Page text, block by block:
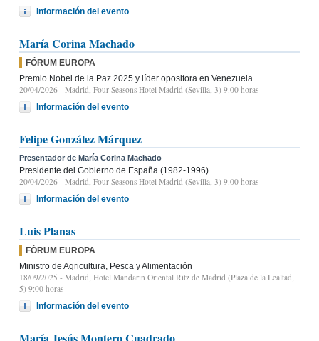
Información del evento
María Corina Machado
FÓRUM EUROPA
Premio Nobel de la Paz 2025 y líder opositora en Venezuela
20/04/2026 - Madrid, Four Seasons Hotel Madrid (Sevilla, 3) 9.00 horas
Información del evento
Felipe González Márquez
Presentador de María Corina Machado
Presidente del Gobierno de España (1982-1996)
20/04/2026 - Madrid, Four Seasons Hotel Madrid (Sevilla, 3) 9.00 horas
Información del evento
Luis Planas
FÓRUM EUROPA
Ministro de Agricultura, Pesca y Alimentación
18/09/2025 - Madrid, Hotel Mandarin Oriental Ritz de Madrid (Plaza de la Lealtad,
5) 9:00 horas
Información del evento